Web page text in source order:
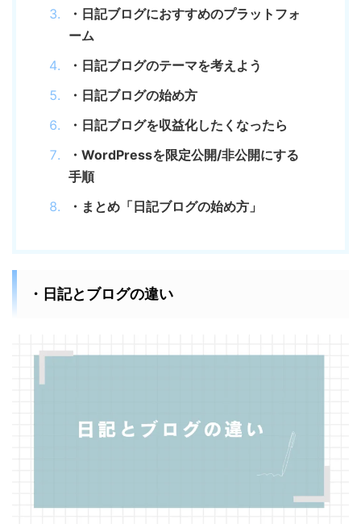
・日記ブログにおすすめのプラットフォ
ーム
・日記ブログのテーマを考えよう
・日記ブログの始め方
・日記ブログを収益化したくなったら
・WordPressを限定公開/非公開にする
手順
・まとめ「日記ブログの始め方」
・日記とブログの違い